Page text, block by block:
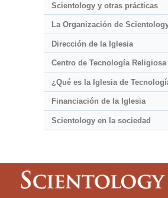
Scientology y otras prácticas
La Organización de
Dirección de la Iglesia
Centro de Tecnología Religiosa
¿Qué es la Iglesia de
Financiación de la Iglesia
Scientology en la sociedad